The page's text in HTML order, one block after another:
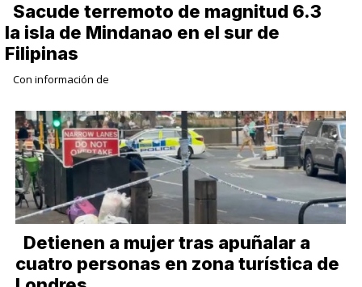
Sacude terremoto de magnitud 6.3
la isla de Mindanao en el sur de
Filipinas
Con información de
Detienen a mujer tras apuñalar a
cuatro personas en zona turística de